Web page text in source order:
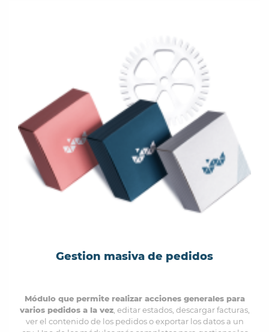
Gestion masiva de pedidos
Módulo que permite realizar acciones generales para
varios pedidos a la vez, editar estados, descargar facturas,
ver el contenido de los pedidos o exportar los datos a un